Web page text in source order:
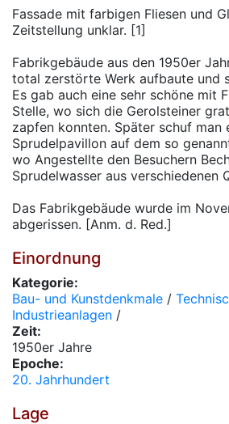
Fassade mit farbigen Fliesen und
Zeitstellung unklar. [1]
Fabrikgebäude aus den 1950er
total zerstörte Werk aufbaute und
Es gab auch eine sehr schöne mit
Stelle, wo sich die Gerolsteiner
zapfen konnten. Später schuf man
Sprudelpavillon auf dem so
wo Angestellte den Besuchern
Sprudelwasser aus verschiedenen
Das Fabrikgebäude wurde im
abgerissen. [Anm. d. Red.]
Einordnung
Kategorie:
Bau- und Kunstdenkmale /
Industrieanlagen /
Zeit:
1950er Jahre
Epoche:
20. Jahrhundert
Lage